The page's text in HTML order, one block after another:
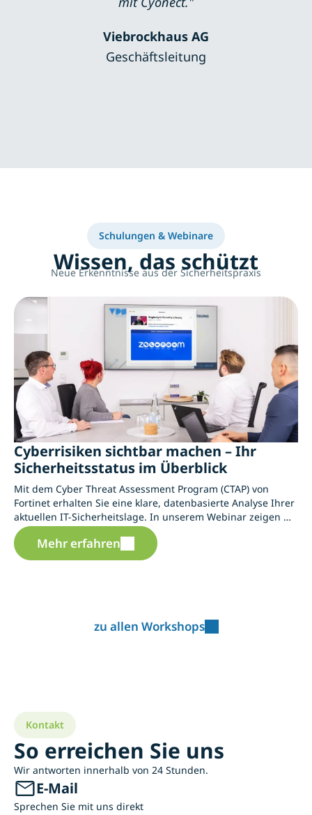
Viebrockhaus AG
Geschäftsleitung
Schulungen & Webinare
Wissen, das schützt
Neue Erkenntnisse aus der Sicherheitspraxis
Cyberrisiken sichtbar machen – Ihr
Sicherheitsstatus im Überblick
Mit dem Cyber Threat Assessment Program (CTAP) von
Fortinet erhalten Sie eine klare, datenbasierte Analyse Ihrer
aktuellen IT-Sicherheitslage. In unserem Webinar zeigen wir
Ihnen, wie wir als Ihr IT-Dienstleister diese Lösung
einsetzen, um Risiken sichtbar zu machen und gezielte
Maßnahmen abzuleiten.
Mehr erfahren
zu allen Workshops
Kontakt
So erreichen Sie uns
Wir antworten innerhalb von 24 Stunden.
E-Mail
Sprechen Sie mit uns direkt